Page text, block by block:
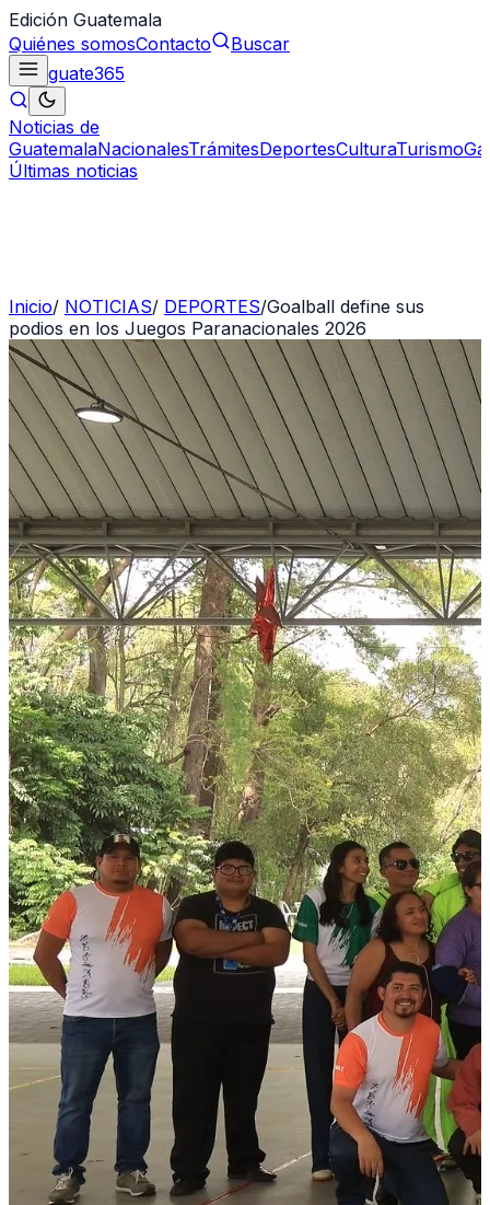
Edición Guatemala
Quiénes somosContacto
Buscar
guate365
Noticias de
GuatemalaNacionalesTrámitesDeportesCulturaTurismo
Últimas noticias
Inicio/ NOTICIAS/ DEPORTES/Goalball define sus
podios en los Juegos Paranacionales 2026